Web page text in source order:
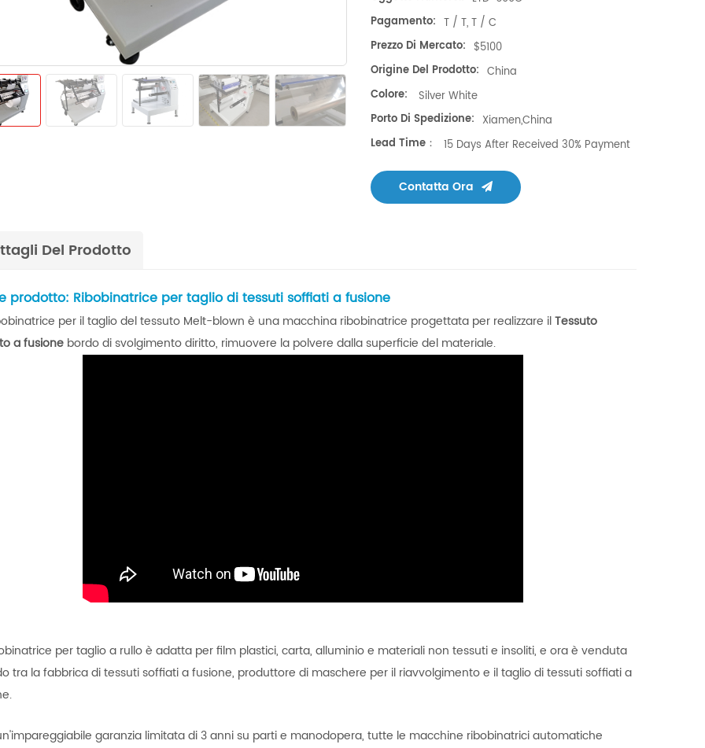
macchina per polveri alla linea di stampa.
Pagamento: T / T, T / C
Prezzo Di Mercato: $5100
Origine Del Prodotto: China
Colore:
Silver White
Porto Di Spedizione: Xiamen,China
Lead Time：
15 Days After Received 30% Payment
Contatta Ora
Del Prodotto
prodotto: Ribobinatrice per taglio di tessuti soffiati a fusione
per il taglio del tessuto Melt-blown è una macchina ribobinatrice progettata per realizzare ilTessuto
a fusione bordo di svolgimento diritto, rimuovere la polvere dalla superficie del materiale.
per taglio a rullo è adatta per film plastici, carta, alluminio e materiali non tessuti e insoliti, e ora è venduta
tra la fabbrica di tessuti soffiati a fusione, produttore di maschere per il riavvolgimento e il taglio di tessuti soffiati a
garanzia limitata di 3 anni su parti e manodopera, tutte le macchine ribobinatrici automatiche